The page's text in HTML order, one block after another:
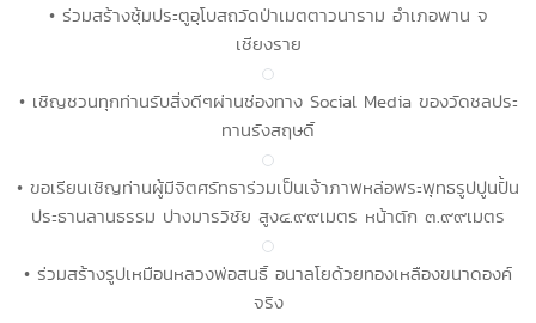
• ร่วมสร้างซุ้มประตูอุโบสถวัดป่าเมตตาวนาราม อำเภอพาน จ
เชียงราย
• เชิญชวนทุกท่านรับสิ่งดีๆผ่านช่องทาง Social Media ของวัดชลประ
ทานรังสฤษดิ์
• ขอเรียนเชิญท่านผู้มีจิตศรัทธาร่วมเป็นเจ้าภาพหล่อพระพุทธรูปปูนปั้น
ประธานลานธรรม ปางมารวิชัย สูง๔.๙๙เมตร หน้าตัก ๓.๙๙เมตร
• ร่วมสร้างรูปเหมือนหลวงพ่อสนธิ์ อนาลโยด้วยทองเหลืองขนาดองค์
จริง